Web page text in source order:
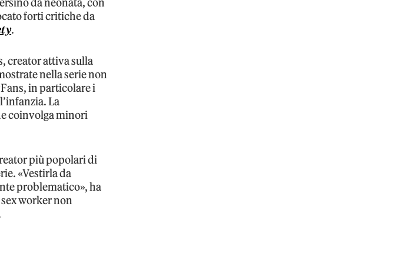
forti critiche da
.
creator attiva sulla
nella serie non
in particolare i
La
coinvolga minori
più popolari di
«Vestirla da
problematico», ha
worker non